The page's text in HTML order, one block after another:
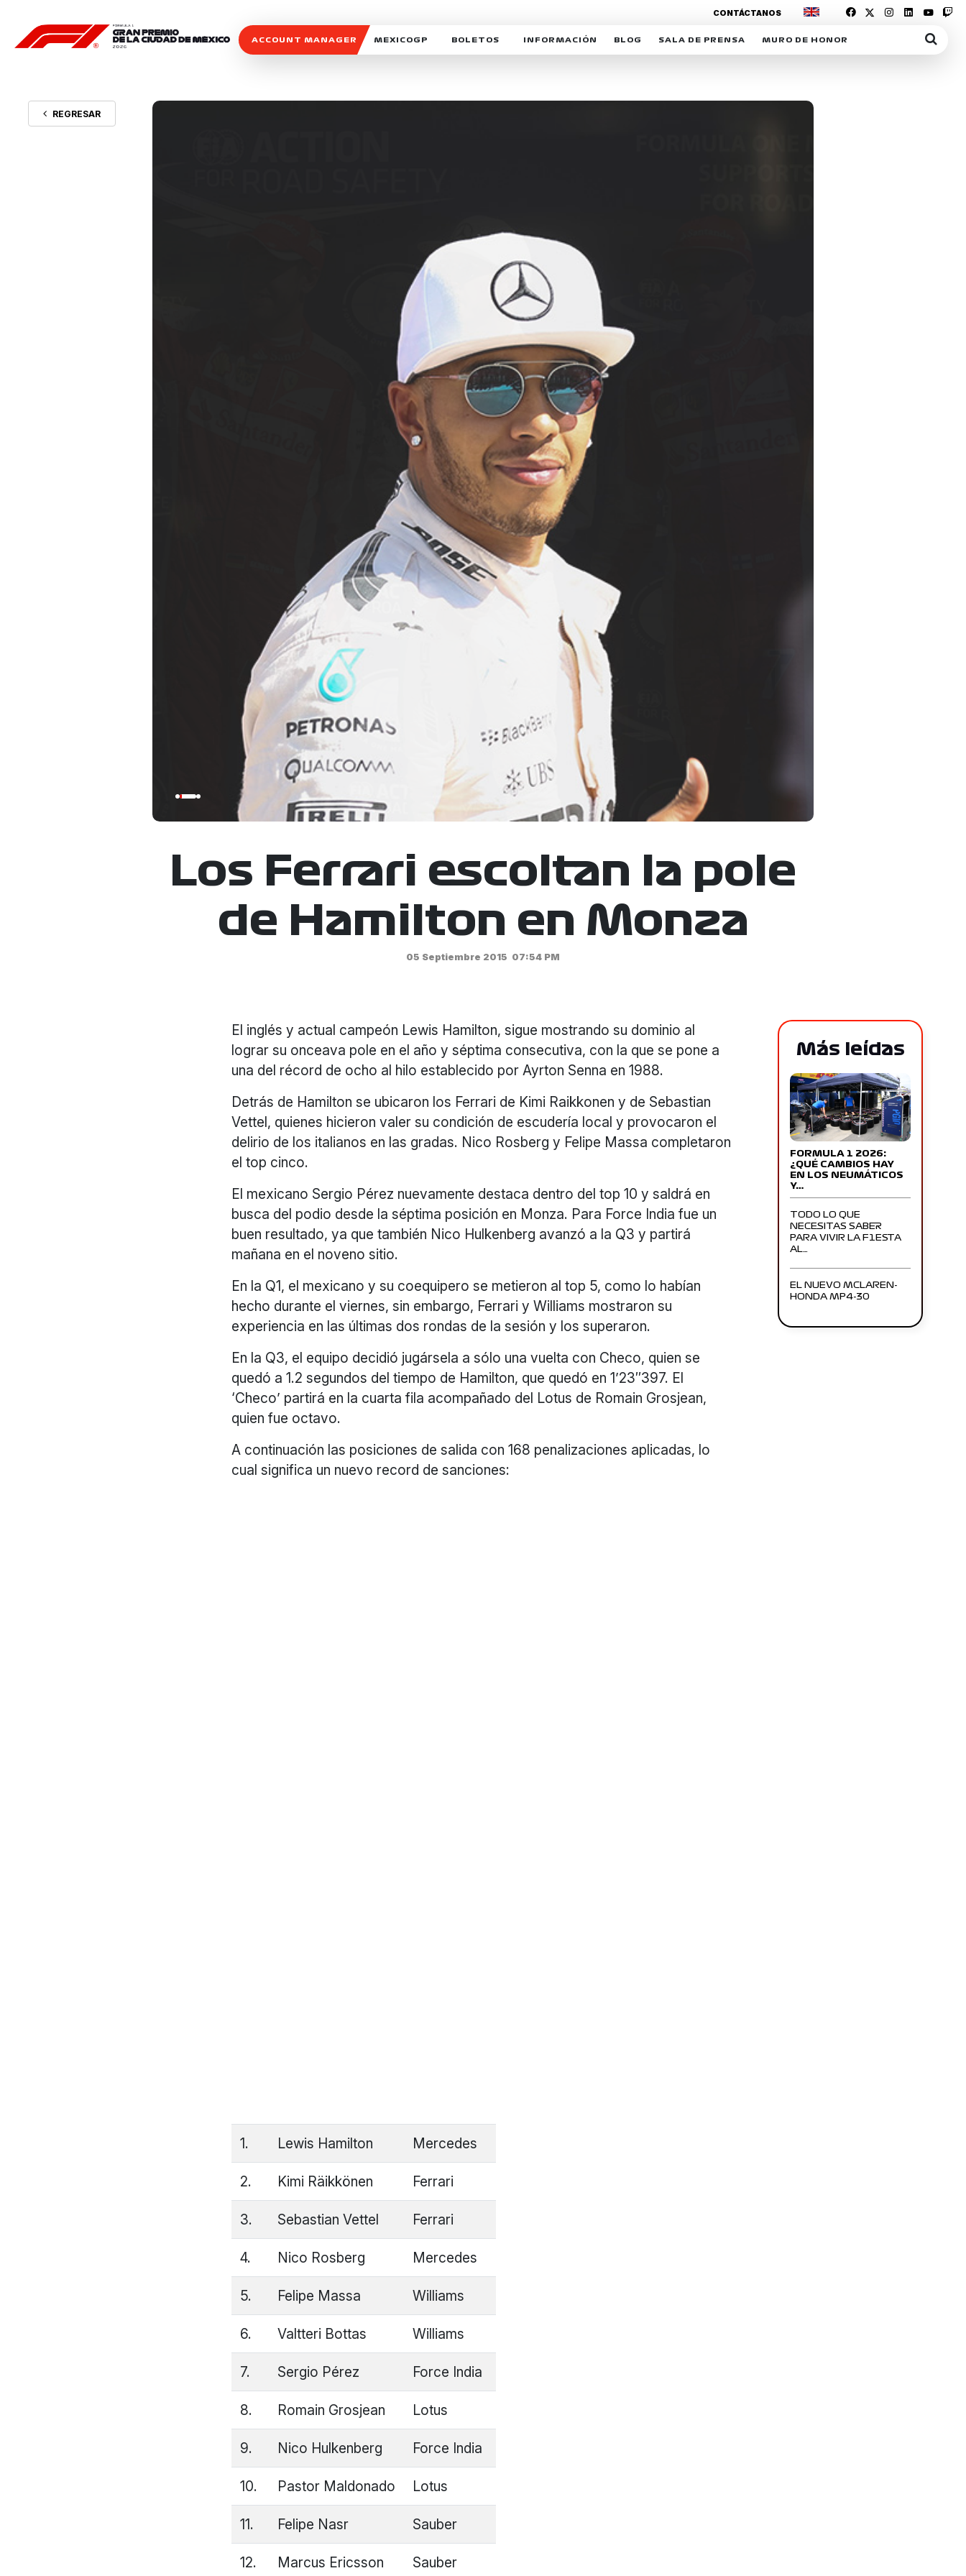
ACCOUNT MANAGER MEXICOGP BOLETOS INFORMACIÓN
CAMPEONATO
PATROCINADORES
LEGALES TICKETMASTER
BLOG SALA DE PRENSA MURO DE HONOR
CONTÁCTANOS
REGRESAR
Los Ferrari escoltan la pole
de Hamilton en Monza
05 Septiembre 2015 07:54 PM
El inglés y actual campeón Lewis Hamilton, sigue mostrando su dominio al
lograr su onceava pole en el año y séptima consecutiva, con la que se pone a
una del récord de ocho al hilo establecido por Ayrton Senna en 1988.
Detrás de Hamilton se ubicaron los Ferrari de Kimi Raikkonen y de Sebastian
Vettel, quienes hicieron valer su condición de escudería local y provocaron el
delirio de los italianos en las gradas. Nico Rosberg y Felipe Massa completaron
el top cinco.
El mexicano Sergio Pérez nuevamente destaca dentro del top 10 y saldrá en
busca del podio desde la séptima posición en Monza. Para Force India fue un
buen resultado, ya que también Nico Hulkenberg avanzó a la Q3 y partirá
mañana en el noveno sitio.
En la Q1, el mexicano y su coequipero se metieron al top 5, como lo habían
hecho durante el viernes, sin embargo, Ferrari y Williams mostraron su
experiencia en las últimas dos rondas de la sesión y los superaron.
En la Q3, el equipo decidió jugársela a sólo una vuelta con Checo, quien se
quedó a 1.2 segundos del tiempo de Hamilton, que quedó en 1’23″397. El
‘Checo’ partirá en la cuarta fila acompañado del Lotus de Romain Grosjean,
quien fue octavo.
A continuación las posiciones de salida con 168 penalizaciones aplicadas, lo
cual significa un nuevo record de sanciones:
1. Lewis Hamilton Mercedes
2. Kimi Räikkönen Ferrari
3. Sebastian Vettel Ferrari
4. Nico Rosberg Mercedes
5. Felipe Massa Williams
6. Valtteri Bottas Williams
7. Sergio Pérez Force India
8. Romain Grosjean Lotus
9. Nico Hulkenberg Force India
10. Pastor Maldonado Lotus
11. Felipe Nasr Sauber
12. Marcus Ericsson Sauber
Más leídas
FORMULA 1 2026:
¿QUÉ CAMBIOS HAY
EN LOS NEUMÁTICOS
Y…
TODO LO QUE
NECESITAS SABER
PARA VIVIR LA F1ESTA
AL…
EL NUEVO MCLAREN-
HONDA MP4-30